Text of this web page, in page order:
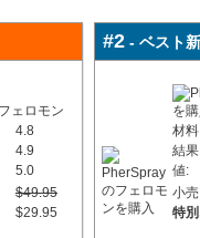
4.8
4.9
5.0
$49.95
$29.95
#2 - ベスト
材
結
値:
小
特